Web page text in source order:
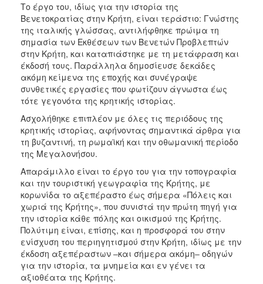
Το έργο του, ιδίως για την ιστορία της
Βενετοκρατίας στην Κρήτη, είναι τεράστιο: Γνώστης
της ιταλικής γλώσσας, αντιλήφθηκε πρώιμα τη
σημασία των Εκθέσεων των Βενετών Προβλεπτών
στην Κρήτη, και καταπιάστηκε με τη μετάφραση και
έκδοσή τους. Παράλληλα δημοσίευσε δεκάδες
ακόμη κείμενα της εποχής και συνέγραψε
συνθετικές εργασίες που φωτίζουν άγνωστα έως
τότε γεγονότα της κρητικής ιστορίας.
Ασχολήθηκε επιπλέον με όλες τις περιόδους της
κρητικής ιστορίας, αφήνοντας σημαντικά άρθρα για
τη βυζαντινή, τη ρωμαϊκή και την οθωμανική περίοδο
της Μεγαλονήσου.
Απαράμιλλο είναι το έργο του για την τοπογραφία
και την τουριστική γεωγραφία της Κρήτης, με
κορωνίδα το αξεπέραστο έως σήμερα «Πόλεις και
χωριά της Κρήτης», που συνιστά την πρώτη πηγή για
την ιστορία κάθε πόλης και οικισμού της Κρήτης.
Πολύτιμη είναι, επίσης, και η προσφορά του στην
ενίσχυση του περιηγητισμού στην Κρήτη, ιδίως με την
έκδοση αξεπέραστων ‒και σήμερα ακόμη‒ οδηγών
για την ιστορία, τα μνημεία και εν γένει τα
αξιοθέατα της Κρήτης.